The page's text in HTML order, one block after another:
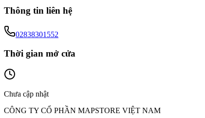
Thông tin liên hệ
02838301552
Thời gian mở cửa
Chưa cập nhật
CÔNG TY CỔ PHẦN MAPSTORE VIỆT NAM